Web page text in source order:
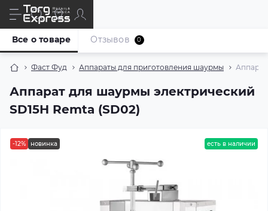
Фаст Фуд Аппараты для приготовления шаурмы
Аппарат для шаурмы электрический
SD15H Remta (SD02)
Все о товаре Отзывов 0
-12% новинка есть в наличии